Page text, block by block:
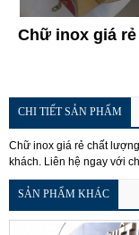
Chữ inox giá rẻ
CHI TIẾT SẢN PHẨM
Chữ inox giá rẻ chất
khách. Liên hệ ngay với
SẢN PHẨM KHÁC